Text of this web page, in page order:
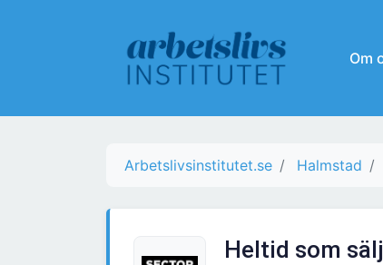
Om
Arbetslivsinstitutet.se Halmstad
Heltid som